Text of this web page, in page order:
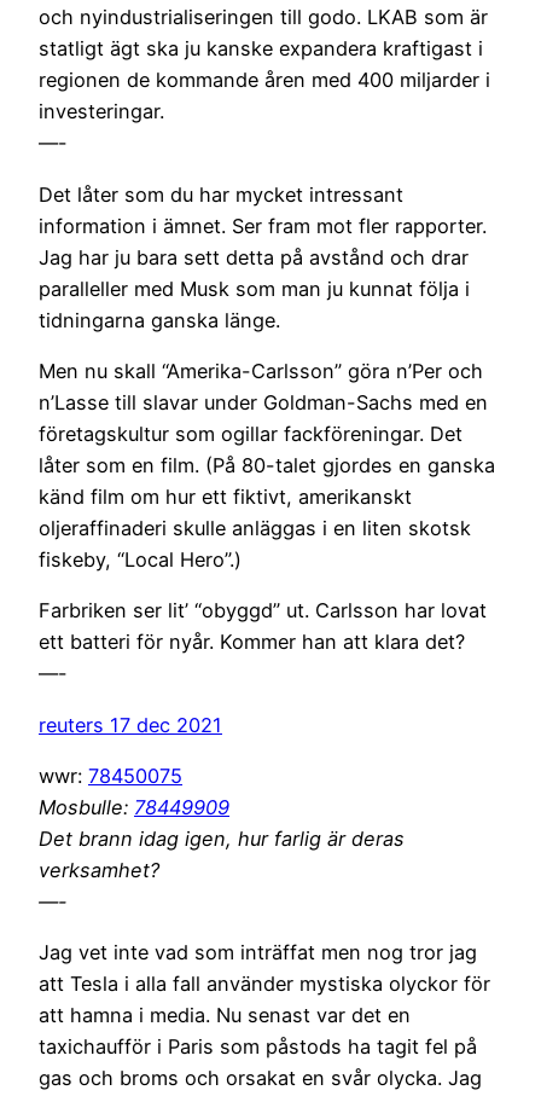
och nyindustrialiseringen till godo. LKAB som är
statligt ägt ska ju kanske expandera kraftigast i
regionen de kommande åren med 400 miljarder i
investeringar.
—-
Det låter som du har mycket intressant
information i ämnet. Ser fram mot fler rapporter.
Jag har ju bara sett detta på avstånd och drar
paralleller med Musk som man ju kunnat följa i
tidningarna ganska länge.
Men nu skall “Amerika-Carlsson” göra n’Per och
n’Lasse till slavar under Goldman-Sachs med en
företagskultur som ogillar fackföreningar. Det
låter som en film. (På 80-talet gjordes en ganska
känd film om hur ett fiktivt, amerikanskt
oljeraffinaderi skulle anläggas i en liten skotsk
fiskeby, “Local Hero”.)
Farbriken ser lit’ “obyggd” ut. Carlsson har lovat
ett batteri för nyår. Kommer han att klara det?
—-
reuters 17 dec 2021
wwr: 78450075
Mosbulle: 78449909
Det brann idag igen, hur farlig är deras
verksamhet?
—-
Jag vet inte vad som inträffat men nog tror jag
att Tesla i alla fall använder mystiska olyckor för
att hamna i media. Nu senast var det en
taxichaufför i Paris som påstods ha tagit fel på
gas och broms och orsakat en svår olycka. Jag